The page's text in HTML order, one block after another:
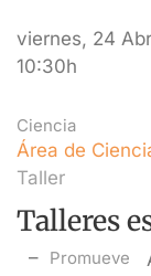
viernes, 24
10:30h
Ciencia
Área de
Taller
Talleres
Promueve